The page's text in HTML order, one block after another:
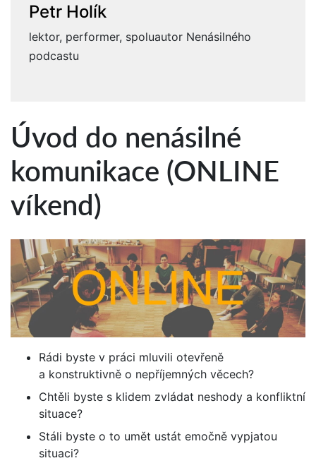
Petr Holík
lektor, performer, spoluautor Nenásilného
podcastu
Úvod do nenásilné
komunikace (ONLINE
víkend)
Rádi byste v práci mluvili otevřeně
a konstruktivně o nepříjemných věcech?
Chtěli byste s klidem zvládat neshody a konfliktní
situace?
Stáli byste o to umět ustát emočně vypjatou
situaci?